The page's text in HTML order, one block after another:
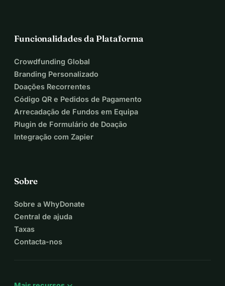
Funcionalidades da Plataforma
Crowdfunding Global
Branding Personalizado
Doações Recorrentes
Código QR e Pedidos de Pagamento
Arrecadação de Fundos em Equipa
Plugin de Formulário de Doação
Integração com Zapier
Sobre
Sobre a WhyDonate
Central de ajuda
Taxas
Contacta-nos